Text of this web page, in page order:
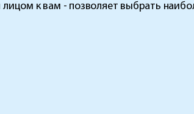
лицом к вам - позволяет выбрать